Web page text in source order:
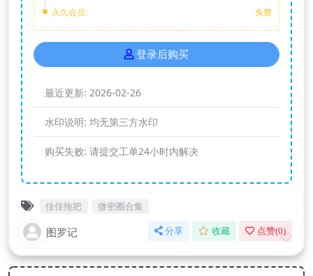
永久会员:
免费
登录后购买
最近更新: 2026-02-26
水印说明: 均无第三方水印
购买失败: 请提交工单24小时内解决
佳佳拖把 微密圈合集
图罗记 分享 收藏 点赞(0)